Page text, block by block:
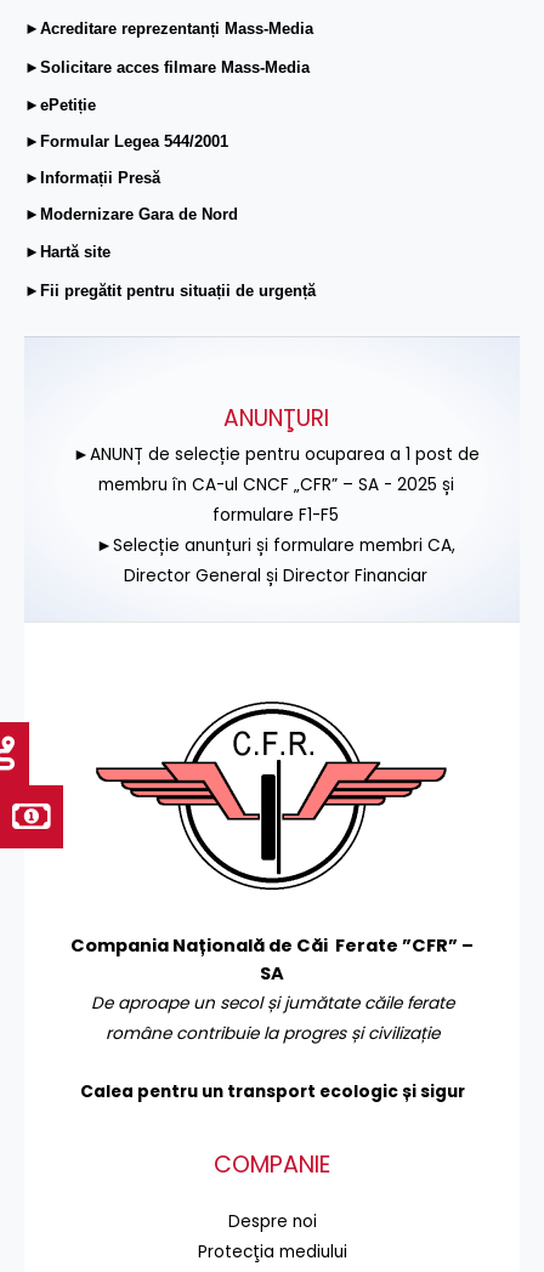
►Acreditare reprezentanți Mass-Media
►Solicitare acces filmare Mass-Media
►ePetiție
►Formular Legea 544/2001
►Informații Presă
►Modernizare Gara de Nord
►Hartă site
►Fii pregătit pentru situații de urgență
ANUNŢURI
►ANUNȚ de selecție pentru ocuparea a 1 post de
membru în CA-ul CNCF „CFR” – SA - 2025 și
formulare F1-F5
►Selecție anunțuri și formulare membri CA,
Director General și Director Financiar
Compania Națională de Căi Ferate ”CFR” –
SA
De aproape un secol și jumătate căile ferate
române contribuie la progres și civilizație
Calea pentru un transport ecologic și sigur
COMPANIE
Despre noi
Protecţia mediului